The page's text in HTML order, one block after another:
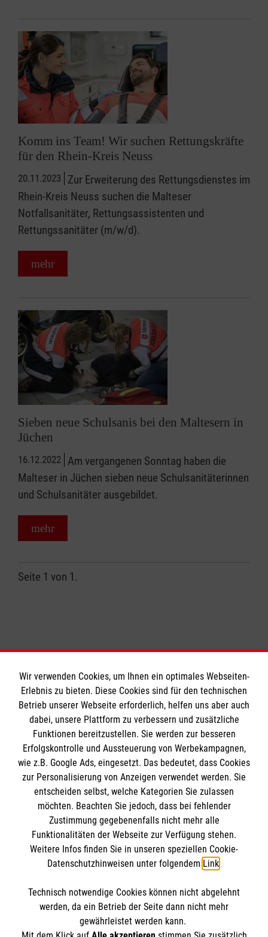
Komm ins Team! Wir suchen Rettungskräfte
für den Rhein-Kreis Neuss
20.11.2023
Zur Erweiterung des Rettungsdienstes im
Rhein-Kreis Neuss suchen die Malteser
Notfallsanitäter, Rettungsassistenten und
Rettungssanitäter (m/w/d).
mehr
Sieben neue Schulsanis bei den Maltesern in
Jüchen
16.12.2022 Am vergangenen Sonntag haben die
Malteser in Jüchen sieben neue Schulsanitäterinnen
und Schulsanitäter ausgebildet.
mehr
Seite 1 von 1.
Informationen
Impressum
Datenschutz
Barrierefreiheit
Kontakt
Die Malteser
Malteser in Deutschland
Malteserorden
Sharepoint
Spendenkonto
Bank: Pax-Bank für Kirche und Caritas eG
IBAN: DE43370601201201210670
So finden Sie uns
Wir verwenden Cookies, um Ihnen ein optimales Webseiten-
Erlebnis zu bieten. Diese Cookies sind für den technischen
Betrieb unserer Webseite erforderlich, helfen uns aber auch
dabei, unsere Plattform zu verbessern und zusätzliche
Funktionen bereitzustellen. Sie werden zur besseren
Erfolgskontrolle und Aussteuerung von Werbekampagnen,
wie z.B. Google Ads, eingesetzt. Das bedeutet, dass Cookies
zur Personalisierung von Anzeigen verwendet werden. Sie
entscheiden selbst, welche Kategorien Sie zulassen
möchten. Beachten Sie jedoch, dass bei fehlender
Zustimmung gegebenenfalls nicht mehr alle
Funktionalitäten der Webseite zur Verfügung stehen.
Weitere Infos finden Sie in unseren speziellen Cookie-
Datenschutzhinweisen unter folgendem Link.
Technisch notwendige Cookies können nicht abgelehnt
werden, da ein Betrieb der Seite dann nicht mehr
gewährleistet werden kann.